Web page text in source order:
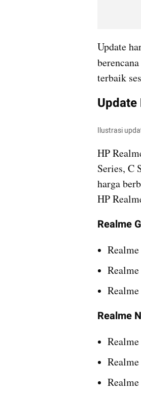
Update
terbaik
Update
Ilustrasi
HP
Series, C
harga
HP
Realme
Realme